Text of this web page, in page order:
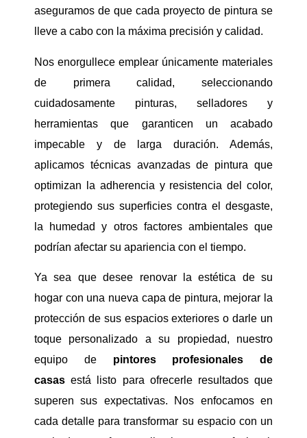
aseguramos de que cada proyecto de pintura se
lleve a cabo con la máxima precisión y calidad.
Nos enorgullece emplear únicamente materiales
de primera calidad, seleccionando
cuidadosamente pinturas, selladores y
herramientas que garanticen un acabado
impecable y de larga duración. Además,
aplicamos técnicas avanzadas de pintura que
optimizan la adherencia y resistencia del color,
protegiendo sus superficies contra el desgaste,
la humedad y otros factores ambientales que
podrían afectar su apariencia con el tiempo.
Ya sea que desee renovar la estética de su
hogar con una nueva capa de pintura, mejorar la
protección de sus espacios exteriores o darle un
toque personalizado a su propiedad, nuestro
equipo de pintores profesionales de
casas está listo para ofrecerle resultados que
superen sus expectativas. Nos enfocamos en
cada detalle para transformar su espacio con un